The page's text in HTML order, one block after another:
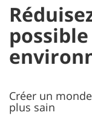
Créer un
plus sain